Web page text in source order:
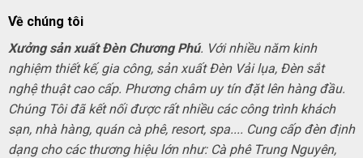
Về chúng tôi
Xưởng sản xuất Đèn Chương Phú. Với nhiều năm kinh
nghiệm thiết kế, gia công, sản xuất Đèn Vải lụa, Đèn sắt
nghệ thuật cao cấp. Phương châm uy tín đặt lên hàng đầu.
Chúng Tôi đã kết nối được rất nhiều các công trình khách
sạn, nhà hàng, quán cà phê, resort, spa.... Cung cấp đèn định
dạng cho các thương hiệu lớn như: Cà phê Trung Nguyên,